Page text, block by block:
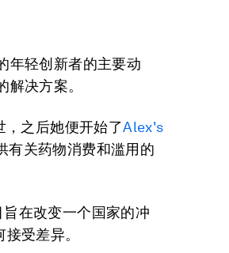
年轻创新者的主要动
决方案。
，之后她便开始了Alex's
有关药物消费和滥用的
旨在改变一个国家的冲
受差异。